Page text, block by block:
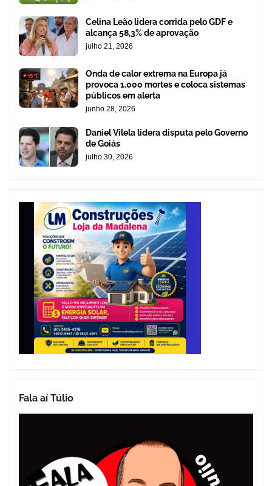
Celina Leão lidera corrida pelo GDF e
alcança 58,3% de aprovação
julho 21, 2026
Onda de calor extrema na Europa já
provoca 1.000 mortes e coloca sistemas
públicos em alerta
junho 28, 2026
Daniel Vilela lidera disputa pelo Governo
de Goiás
julho 30, 2026
Fala aí Túlio